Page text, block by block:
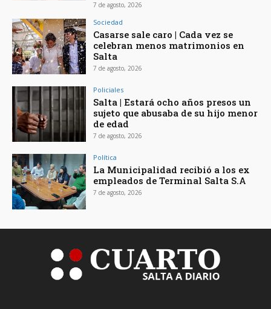
7 de agosto, 2026
Sociedad
Casarse sale caro | Cada vez se
celebran menos matrimonios en
Salta
7 de agosto, 2026
Policiales
Salta | Estará ocho años presos un
sujeto que abusaba de su hijo menor
de edad
7 de agosto, 2026
Política
La Municipalidad recibió a los ex
empleados de Terminal Salta S.A
7 de agosto, 2026